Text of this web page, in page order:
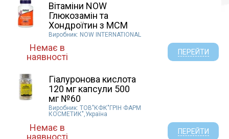
Вітаміни NOW
Глюкозамін та
Хондроїтин з МСМ
к...
Виробник: NOW INTERNATIONAL
Немає в
наявності
ПЕРЕЙТИ
Гіалуронова кислота
120 мг капсули 500
мг №60
Виробник: ТОВ"КФК"ГРІН ФАРМ
КОСМЕТИК",Україна
Немає в
наявності
ПЕРЕЙТИ